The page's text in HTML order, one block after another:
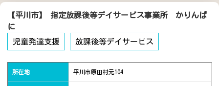
【平川市】 指定放課後等デイサービス事業所 かりんぱ
に
児童発達支援
放課後等デイサービス
所在地 平川市原田村元104